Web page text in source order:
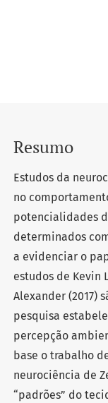
Resumo
Estudos da
no
potencialidades
determinados
a evidenciar o
estudos de Kevin
Alexander (2017)
pesquisa
percepção
base o trabalho
neurociência de
“padrões” do